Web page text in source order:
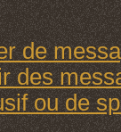
de
des
ou de